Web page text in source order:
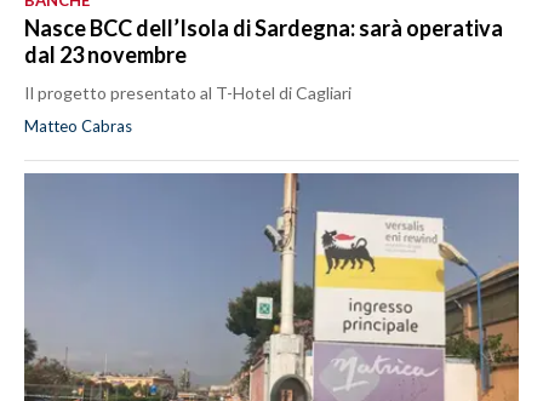
Nasce BCC dell’Isola di Sardegna: sarà operativa
dal 23 novembre
Il progetto presentato al T-Hotel di Cagliari
Matteo Cabras